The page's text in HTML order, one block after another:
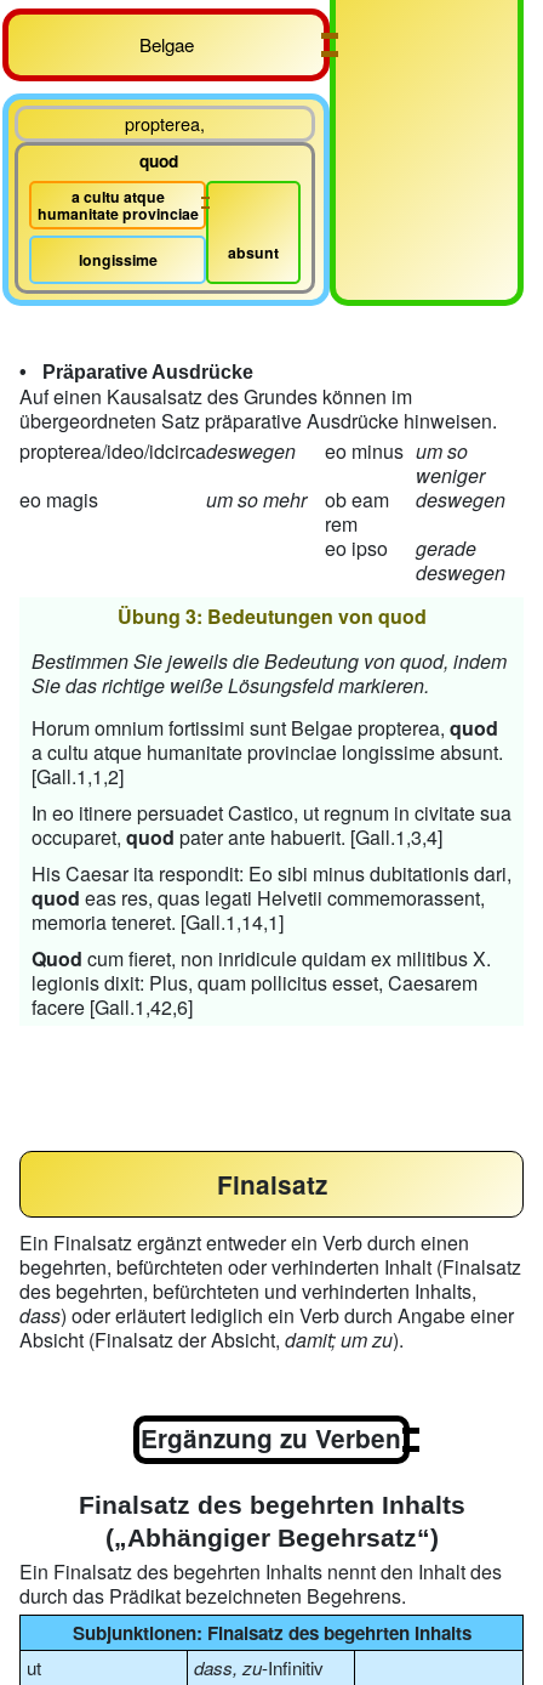
Belgae
propterea,
quod
absunt
a cultu atque
humanitate provinciae
longissime
Präparative Ausdrücke
Auf einen Kausalsatz des Grundes können im
übergeordneten Satz präparative Ausdrücke hinweisen.
propterea/ideo/idcircadeswegen eo minus um so
weniger
eo magis
um so mehr
ob eam
rem
deswegen
eo ipso
gerade
deswegen
Übung 3: Bedeutungen von quod
Bestimmen Sie jeweils die Bedeutung von quod, indem
Sie das richtige weiße Lösungsfeld markieren.
Horum omnium fortissimi sunt Belgae propterea, quod
a cultu atque humanitate provinciae longissime absunt.
[Gall.1,1,2]
In eo itinere persuadet Castico, ut regnum in civitate sua
occuparet, quod pater ante habuerit. [Gall.1,3,4]
His Caesar ita respondit: Eo sibi minus dubitationis dari,
quod eas res, quas legati Helvetii commemorassent,
memoria teneret. [Gall.1,14,1]
Quod cum fieret, non inridicule quidam ex militibus X.
legionis dixit: Plus, quam pollicitus esset, Caesarem
facere [Gall.1,42,6]
Finalsatz
Ein Finalsatz ergänzt entweder ein Verb durch einen
begehrten, befürchteten oder verhinderten Inhalt (Finalsatz
des begehrten, befürchteten und verhinderten Inhalts,
dass) oder erläutert lediglich ein Verb durch Angabe einer
Absicht (Finalsatz der Absicht, damit; um zu).
Ergänzung zu Verben
Finalsatz des begehrten Inhalts
(„Abhängiger Begehrsatz“)
Ein Finalsatz des begehrten Inhalts nennt den Inhalt des
durch das Prädikat bezeichneten Begehrens.
Subjunktionen: Finalsatz des begehrten Inhalts
ut dass, zu-Infinitiv